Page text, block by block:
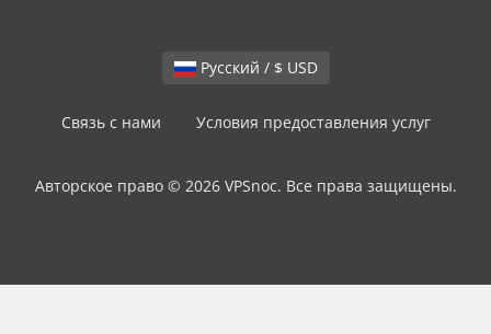
Русский / $ USD
Связь с нами Условия предоставления услуг
Авторское право © 2026 VPSnoc. Все права защищены.